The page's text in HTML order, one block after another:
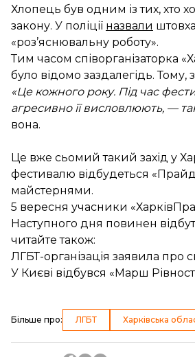
Хлопець був одним із тих, хто
закону. У поліції назвали
«роз’яснювальну роботу».
Тим часом співорганізаторка
було відомо заздалегідь. Тому,
«Це кожного року. Під час
агресивно її висловлюють, —
вона.
Це вже сьомий такий захід у
фестивалю відбудеться
майстернями.
5 вересня учасники
Наступного дня повинен
читайте також:
ЛГБТ-організація заявила про
У Києві відбувся «Марш
Більше про: ЛГБТ Харківська